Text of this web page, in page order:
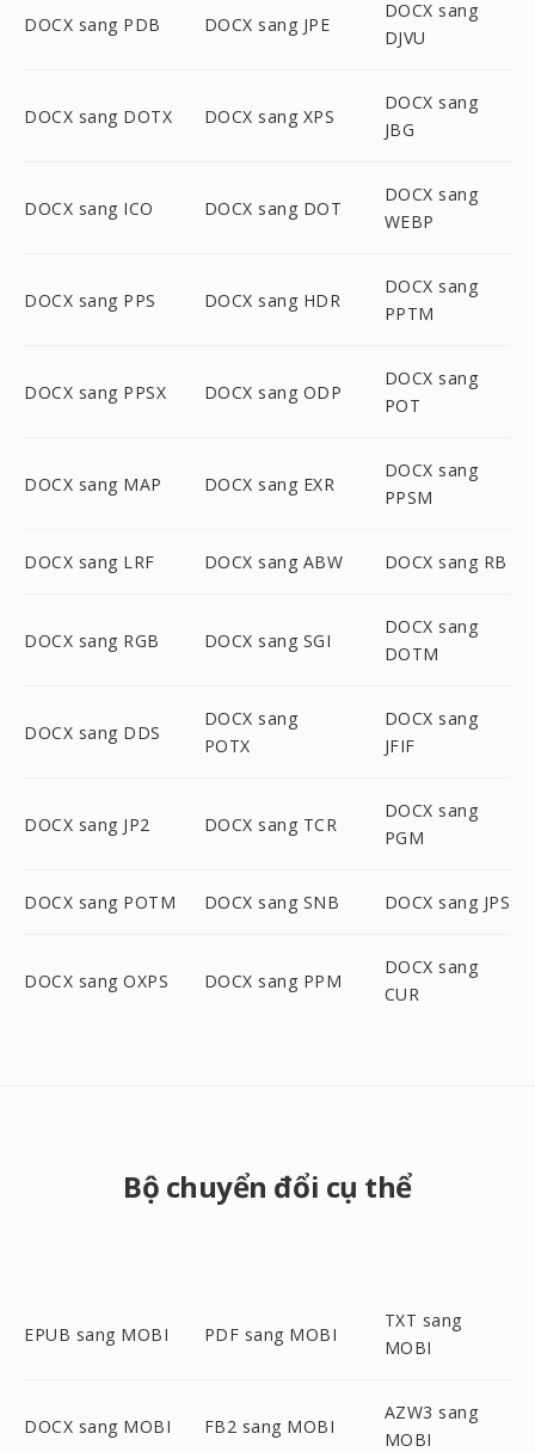
DOCX sang PDB DOCX sang JPE
DOCX sang
DJVU
DOCX sang DOTX DOCX sang XPS
DOCX sang
JBG
DOCX sang ICO DOCX sang DOT
DOCX sang
WEBP
DOCX sang PPS DOCX sang HDR
DOCX sang
PPTM
DOCX sang PPSX DOCX sang ODP
DOCX sang
POT
DOCX sang MAP DOCX sang EXR
DOCX sang
PPSM
DOCX sang LRF DOCX sang ABW DOCX sang RB
DOCX sang RGB DOCX sang SGI
DOCX sang
DOTM
DOCX sang DDS
DOCX sang
POTX
DOCX sang
JFIF
DOCX sang JP2 DOCX sang TCR
DOCX sang
PGM
DOCX sang POTM DOCX sang SNB DOCX sang JPS
DOCX sang OXPS DOCX sang PPM
DOCX sang
CUR
Bộ chuyển đổi cụ thể
EPUB sang MOBI PDF sang MOBI
TXT sang
MOBI
DOCX sang MOBI FB2 sang MOBI
AZW3 sang
MOBI